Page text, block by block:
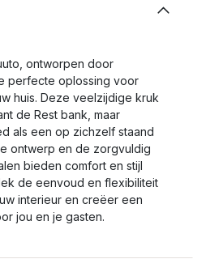
ontworpen door
perfecte oplossing voor
huis. Deze veelzijdige kruk
de Rest bank, maar
als een op zichzelf staand
ontwerp en de zorgvuldig
bieden comfort en stijl
de eenvoud en flexibiliteit
interieur en creëer een
jou en je gasten.